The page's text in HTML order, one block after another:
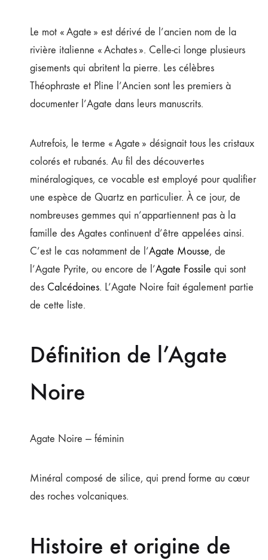
Le mot « Agate » est dérivé de l’ancien nom de la
rivière italienne « Achates ». Celle-ci longe plusieurs
gisements qui abritent la pierre. Les célèbres
Théophraste et Pline l’Ancien sont les premiers à
documenter l’Agate dans leurs manuscrits.
Autrefois, le terme « Agate » désignait tous les cristaux
colorés et rubanés. Au fil des découvertes
minéralogiques, ce vocable est employé pour qualifier
une espèce de Quartz en particulier. À ce jour, de
nombreuses gemmes qui n’appartiennent pas à la
famille des Agates continuent d’être appelées ainsi.
C’est le cas notamment de l’Agate Mousse, de
l’Agate Pyrite, ou encore de l’Agate Fossile qui sont
des Calcédoines. L’Agate Noire fait également partie
de cette liste.
Définition de l’Agate
Noire
Agate Noire — féminin
Minéral composé de silice, qui prend forme au cœur
des roches volcaniques.
Histoire et origine de